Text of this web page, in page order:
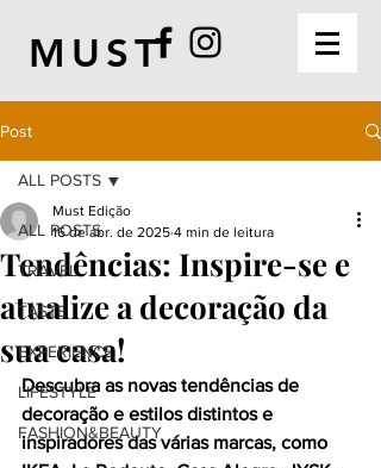
MUST
Post
ALL POSTS
TRAVEL
TASTE
EXPERIENCE
LIFESTYLE
FASHION&BEAUTY
ALL POSTS
Tendências: Inspire-se e
atualize a decoração da
sua casa!
Must Edição
16 de abr. de 2025 4 min de leitura
Descubra as novas tendências de
decoração e estilos distintos e
inspiradores das várias marcas, como